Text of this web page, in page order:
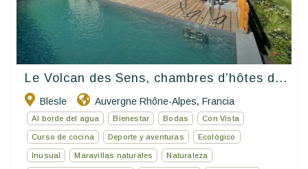
Le Volcan des Sens, chambres d’hôtes d...
Blesle Auvergne Rhône-Alpes, Francia
Al borde del agua Bienestar Bodas Con Vista
Curso de cocina Deporte y aventuras Ecológico
Inusual Maravillas naturales Naturaleza